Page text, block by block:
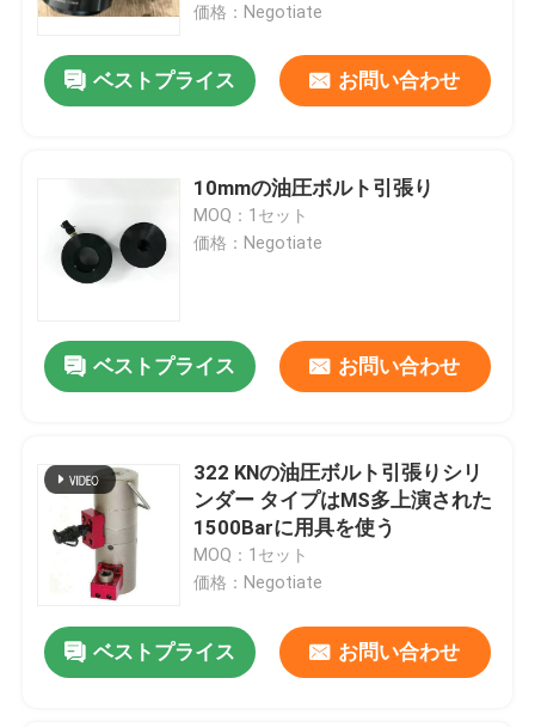
価格：Negotiate
ベストプライス お問い合わせ
10mmの油圧ボルト引張り
MOQ：1セット
価格：Negotiate
ベストプライス お問い合わせ
322 KNの油圧ボルト引張りシリ
ンダー タイプはMS多上演された
1500Barに用具を使う
MOQ：1セット
価格：Negotiate
ベストプライス お問い合わせ